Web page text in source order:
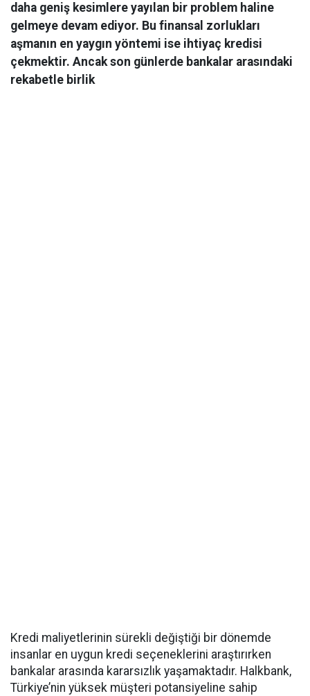
daha geniş kesimlere yayılan bir problem haline
gelmeye devam ediyor. Bu finansal zorlukları
aşmanın en yaygın yöntemi ise ihtiyaç kredisi
çekmektir. Ancak son günlerde bankalar arasındaki
rekabetle birlik
Kredi maliyetlerinin sürekli değiştiği bir dönemde
insanlar en uygun kredi seçeneklerini araştırırken
bankalar arasında kararsızlık yaşamaktadır. Halkbank,
Türkiye’nin yüksek müşteri potansiyeline sahip